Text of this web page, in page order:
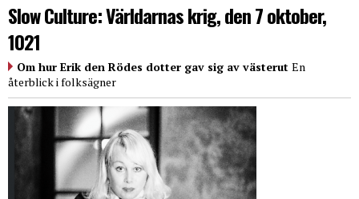
Slow Culture: Världarnas krig, den 7 oktober,
1021
Om hur Erik den Rödes dotter gav sig av västerut En
återblick i folksägner